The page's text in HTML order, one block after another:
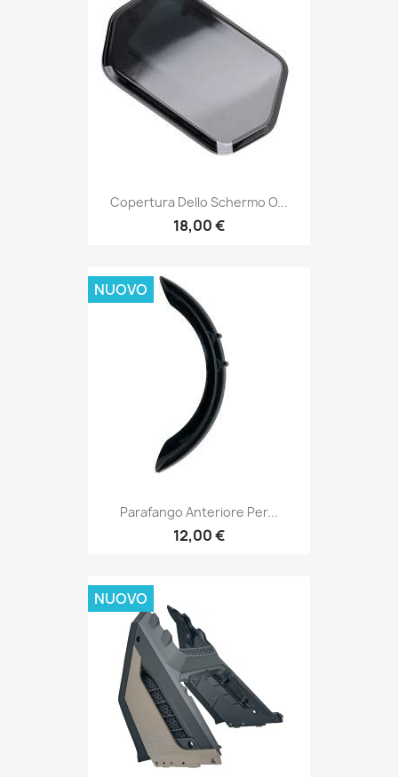
Copertura Dello Schermo O...
18,00 €
Parafango Anteriore Per...
12,00 €
NUOVO
NUOVO